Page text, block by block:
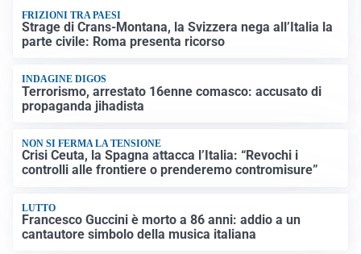
FRIZIONI TRA PAESI
Strage di Crans-Montana, la Svizzera nega all’Italia la
parte civile: Roma presenta ricorso
INDAGINE DIGOS
Terrorismo, arrestato 16enne comasco: accusato di
propaganda jihadista
NON SI FERMA LA TENSIONE
Crisi Ceuta, la Spagna attacca l’Italia: “Revochi i
controlli alle frontiere o prenderemo contromisure”
LUTTO
Francesco Guccini è morto a 86 anni: addio a un
cantautore simbolo della musica italiana